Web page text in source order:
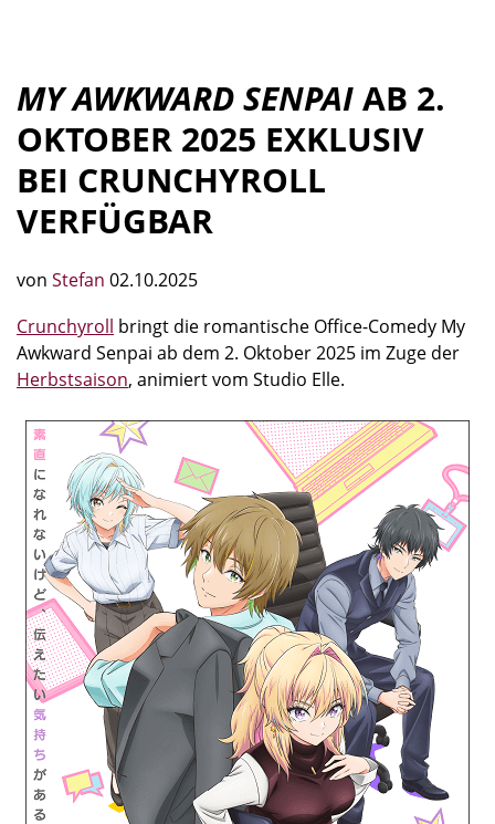
MY AWKWARD SENPAIAB 2.
OKTOBER 2025 EXKLUSIV
BEI CRUNCHYROLL
VERFÜGBAR
von Stefan 02.10.2025
Crunchyroll bringt die romantische Office-Comedy My
Awkward Senpai ab dem 2. Oktober 2025 im Zuge der
Herbstsaison, animiert vom Studio Elle.